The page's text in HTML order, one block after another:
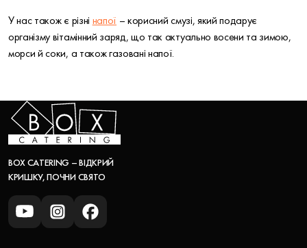
У нас також є різні напої – корисний смузі, який подарує
організму вітамінний заряд, що так актуально восени та зимою,
морси й соки, а також газовані напої.
BOX CATERING – ВІДКРИЙ
КРИШКУ, ПОЧНИ СВЯТО